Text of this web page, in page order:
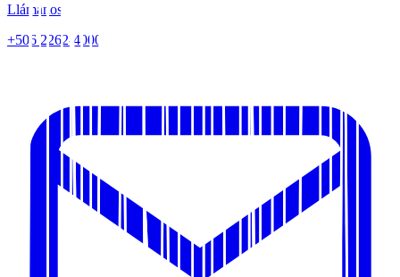
Llámanos
+506 2262-4000